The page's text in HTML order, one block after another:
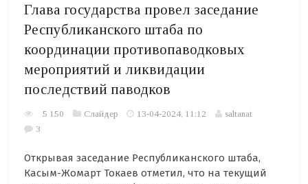
Глава государства провел заседание
Республиканского штаба по
координации противопаводковых
мероприятий и ликвидации
последствий паводков
5 150 Слайдер 13-04-2024, 11:12
saltanat
3
Открывая заседание Республиканского штаба,
Касым-Жомарт Токаев отметил, что на текущий